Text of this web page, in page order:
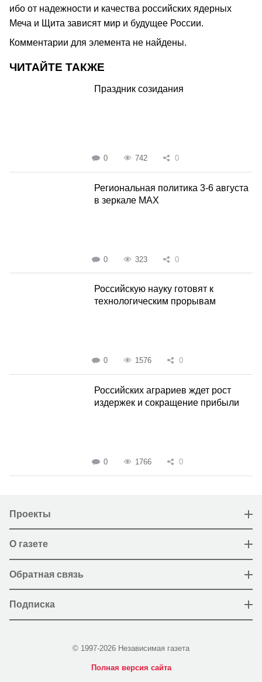
ибо от надежности и качества российских ядерных
Меча и Щита зависят мир и будущее России.
Комментарии для элемента не найдены.
ЧИТАЙТЕ ТАКЖЕ
Праздник созидания
0 742 0
Региональная политика 3-6 августа
в зеркале MAX
0 323 0
Российскую науку готовят к
технологическим прорывам
0 1576 0
Российских аграриев ждет рост
издержек и сокращение прибыли
0 1766 0
Проекты
О газете
Обратная связь
Подписка
© 1997-2026 Независимая газета
Полная версия сайта